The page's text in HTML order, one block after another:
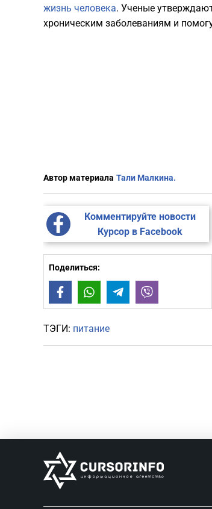
жизнь человека. Ученые
хроническим заболеваниям и
Автор материала Тали Малкина.
Комментируйте новости
Курсор в Facebook
Поделиться:
FacebookWhatsAppTelegram
ТЭГИ: питание